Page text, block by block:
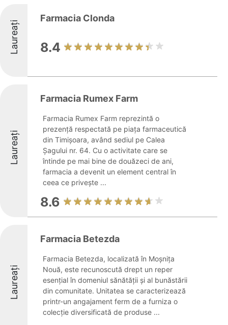
Laureați
Farmacia Clonda
8.4
Laureați
Farmacia Rumex Farm
Farmacia Rumex Farm reprezintă o
prezență respectată pe piața farmaceutică
din Timișoara, având sediul pe Calea
Șagului nr. 64. Cu o activitate care se
întinde pe mai bine de douăzeci de ani,
farmacia a devenit un element central în
ceea ce privește ...
8.6
Laureați
Farmacia Betezda
Farmacia Betezda, localizată în Moșnița
Nouă, este recunoscută drept un reper
esențial în domeniul sănătății și al bunăstării
din comunitate. Unitatea se caracterizează
printr-un angajament ferm de a furniza o
colecție diversificată de produse ...